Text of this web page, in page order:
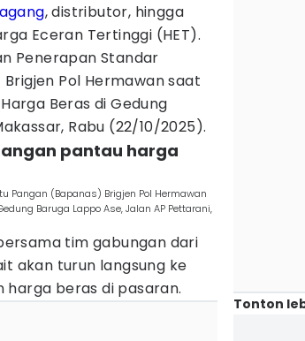
, distributor, hingga
Eceran Tertinggi (HET).
Penerapan Standar
Pol Hermawan saat
Beras di Gedung
Rabu (22/10/2025).
pantau harga
Pangan (Bapanas) Brigjen Pol Hermawan
Baruga Lappo Ase, Jalan AP Pettarani,
tim gabungan dari
akan turun langsung ke
beras di pasaran.
Tonton